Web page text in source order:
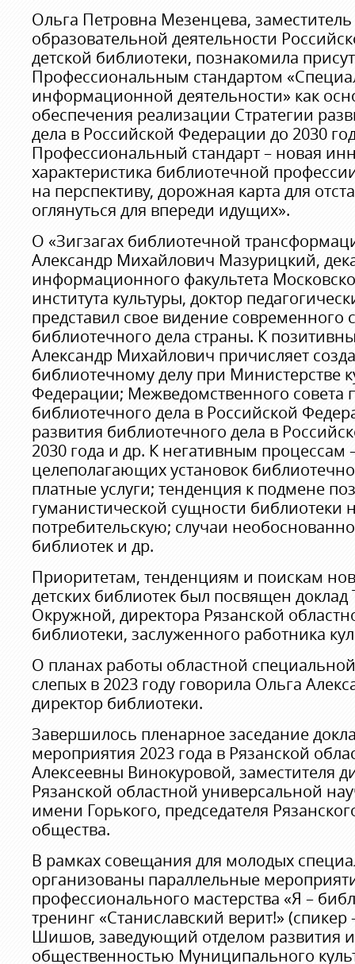
Ольга Петровна Мезенцева,
образовательной деятельности
детской библиотеки, познакомила
Профессиональным стандартом
информационной деятельности» как
обеспечения реализации Стратегии
дела в Российской Федерации до 2030
Профессиональный стандарт – новая
характеристика библиотечной
на перспективу, дорожная карта для
оглянуться для впереди идущих».
О «Зигзагах библиотечной
Александр Михайлович Мазурицкий,
информационного факультета
института культуры, доктор
представил свое видение современного
библиотечного дела страны. К
Александр Михайлович причисляет
библиотечному делу при Министерстве
Федерации; Межведомственного совета
библиотечного дела в Российской
развития библиотечного дела в
2030 года и др. К негативным процессам
целеполагающих установок
платные услуги; тенденция к подмене
гуманистической сущности библиотеки
потребительскую; случаи
библиотек и др.
Приоритетам, тенденциям и поискам
детских библиотек был посвящен
Окружной, директора Рязанской
библиотеки, заслуженного работника
О планах работы областной
слепых в 2023 году говорила Ольга
директор библиотеки.
Завершилось пленарное заседание
мероприятия 2023 года в Рязанской
Алексеевны Винокуровой, заместителя
Рязанской областной универсальной
имени Горького, председателя
общества.
В рамках совещания для молодых
организованы параллельные
профессионального мастерства «Я –
тренинг «Станиславский верит!»
Шишов, заведующий отделом развития и
общественностью Муниципального